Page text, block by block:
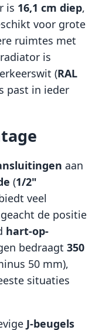
is 16,1 cm diep,
voor grote
ruimtes met
is
(RAL
past in ieder
aan
(1/2"
veel
de positie
hart-op-
bedraagt 350
50 mm),
situaties
J-beugels